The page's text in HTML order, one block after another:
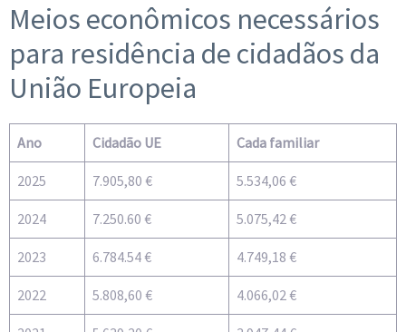
Meios econômicos necessários
para residência de cidadãos da
União Europeia
Ano Cidadão UE Cada familiar
2025 7.905,80 € 5.534,06 €
2024 7.250.60 € 5.075,42 €
2023 6.784.54 € 4.749,18 €
2022 5.808,60 € 4.066,02 €